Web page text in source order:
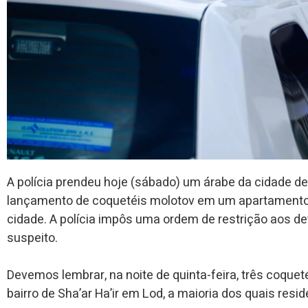
A polícia prendeu hoje (sábado) um árabe da cidade
lançamento de coquetéis molotov em um
cidade. A polícia impôs uma ordem de restrição aos
suspeito.
Devemos lembrar, na noite de quinta-feira, três
bairro de Sha’ar Ha’ir em Lod, a maioria dos quais